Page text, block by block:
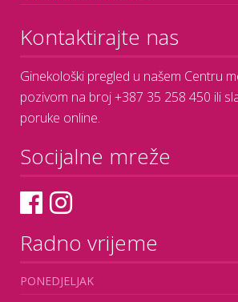
Kontaktirajte nas
Ginekološki pregled u našem Centru
pozivom na broj +387 35 258 450 ili
poruke online.
Socijalne mreže
Radno vrijeme
PONEDJELJAK